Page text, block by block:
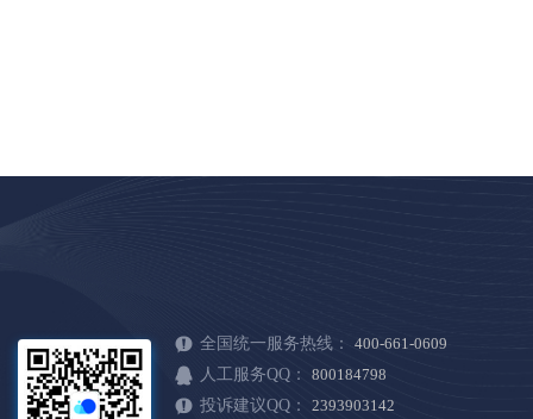
全国统一服务热线：
400-661-0609
人工服务QQ：
800184798
投诉建议QQ：
2393903142